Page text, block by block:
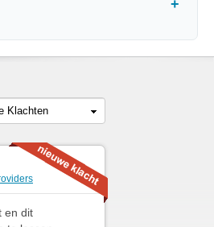
Klachten
en dit